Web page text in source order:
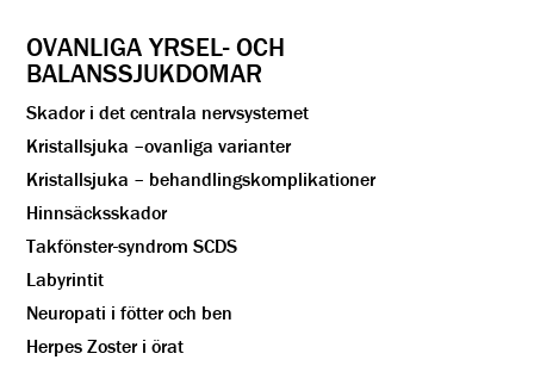
OVANLIGA YRSEL- OCH
BALANSSJUKDOMAR
Skador i det centrala nervsystemet
Kristallsjuka –ovanliga varianter
Kristallsjuka – behandlingskomplikationer
Hinnsäcksskador
Takfönster-syndrom SCDS
Labyrintit
Neuropati i fötter och ben
Herpes Zoster i örat